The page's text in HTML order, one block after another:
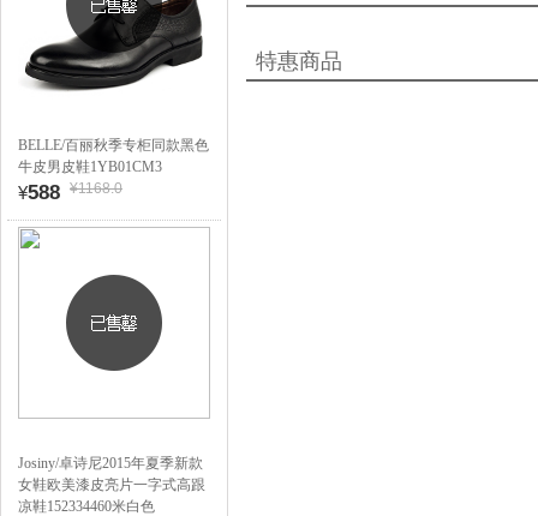
BELLE/百丽秋季专柜同款黑色
牛皮男皮鞋1YB01CM3
¥588 ¥1168.0
Josiny/卓诗尼2015年夏季新款
女鞋欧美漆皮亮片一字式高跟
凉鞋152334460米白色
特惠商品